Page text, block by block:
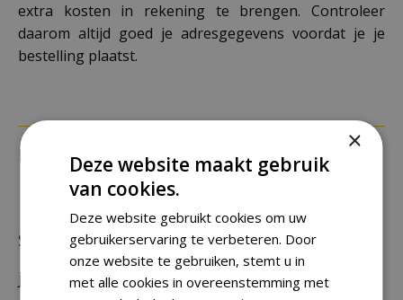
extra kosten in rekening te brengen. Controleer
daarom altijd goed je adresgegevens voordat je je
bestelling plaatst.
Recensies
Schrijf zelf een recensie over "Baza pepperclub
jalapeno grande"
×
Deze website maakt gebruik
van cookies.
Deze website gebruikt cookies om uw
gebruikerservaring te verbeteren. Door
onze website te gebruiken, stemt u in
met alle cookies in overeenstemming met